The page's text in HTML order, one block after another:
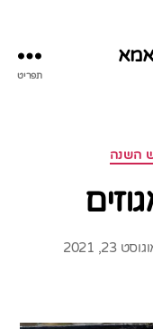
תפריט
השנה
23, 2021